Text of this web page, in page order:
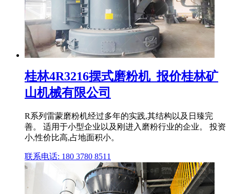
桂林4R3216摆式磨粉机_报价桂林矿
山机械有限公司
R系列雷蒙磨粉机经过多年的实践,其结构以及日臻完
善。 适用于小型企业以及刚进入磨粉行业的企业。 投资
小,性价比高,占地面积小。
联系电话: 180 3780 8511